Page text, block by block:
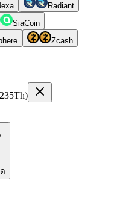
Radiant
SiaCoin
Zcash